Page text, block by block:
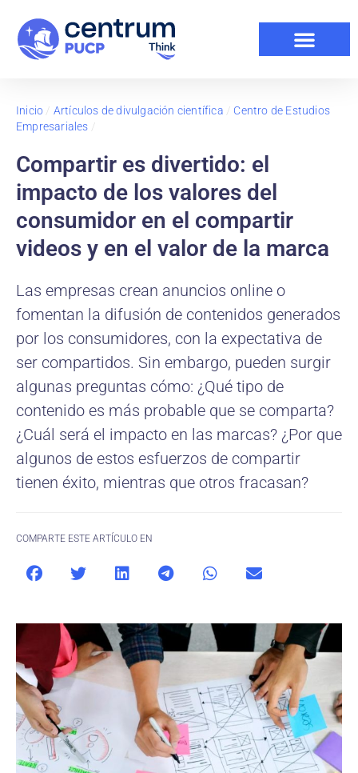
Inicio / Artículos de divulgación científica / Centro de Estudios
Empresariales /
Compartir es divertido: el
impacto de los valores del
consumidor en el compartir
videos y en el valor de la marca
Las empresas crean anuncios online o
fomentan la difusión de contenidos generados
por los consumidores, con la expectativa de
ser compartidos. Sin embargo, pueden surgir
algunas preguntas cómo: ¿Qué tipo de
contenido es más probable que se comparta?
¿Cuál será el impacto en las marcas? ¿Por que
algunos de estos esfuerzos de compartir
tienen éxito, mientras que otros fracasan?
COMPARTE ESTE ARTÍCULO EN